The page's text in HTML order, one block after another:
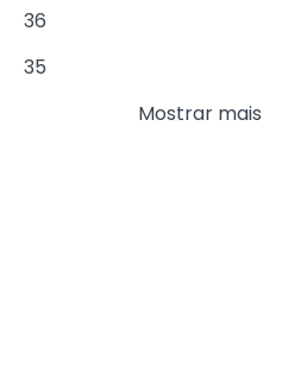
36
35
Mostrar mais